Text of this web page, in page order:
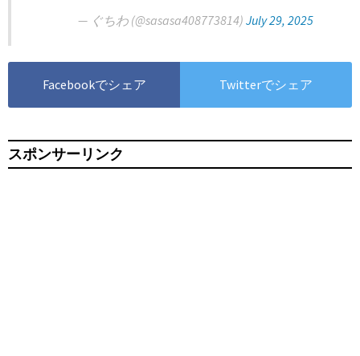
— ぐちわ (@sasasa408773814) July 29, 2025
Facebookでシェア Twitterでシェア
スポンサーリンク